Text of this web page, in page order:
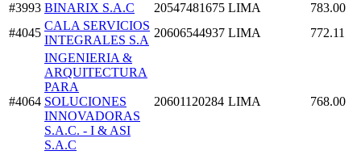
#3993 BINARIX S.A.C 20547481675 LIMA
783.00
#4045
CALA SERVICIOS
INTEGRALES S.A
20606544937 LIMA 772.11
#4064
INGENIERIA &
ARQUITECTURA
PARA
SOLUCIONES
INNOVADORAS
S.A.C. - I & ASI
S.A.C
20601120284 LIMA 768.00